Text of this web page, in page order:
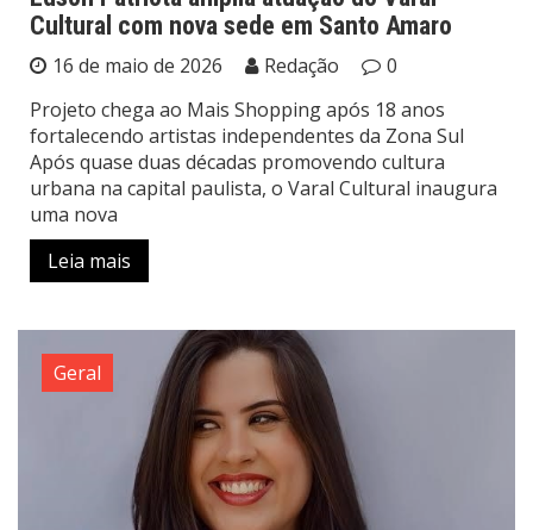
Cultural com nova sede em Santo Amaro
16 de maio de 2026 Redação
0
Projeto chega ao Mais Shopping após 18 anos
fortalecendo artistas independentes da Zona Sul
Após quase duas décadas promovendo cultura
urbana na capital paulista, o Varal Cultural inaugura
uma nova
Leia mais
Geral